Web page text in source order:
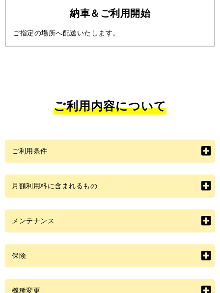
納車＆ご利用開始
ご指定の場所へ配送いたします。
ご利用内容について
ご利用条件
月額利用料に含まれるもの
メンテナンス
保険
機種変更